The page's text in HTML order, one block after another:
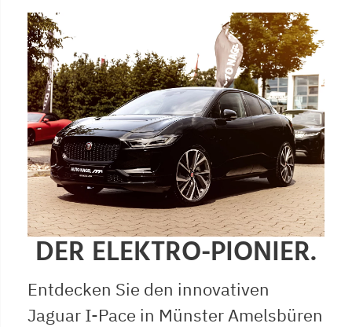
DER ELEKTRO-PIONIER.
Entdecken Sie den innovativen
Jaguar I-Pace in Münster Amelsbüren